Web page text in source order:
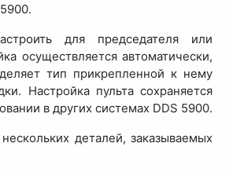
для председателя или
осуществляется автоматически,
тип прикрепленной к нему
Настройка пульта сохраняется
в других системах DDS 5900.
деталей, заказываемых